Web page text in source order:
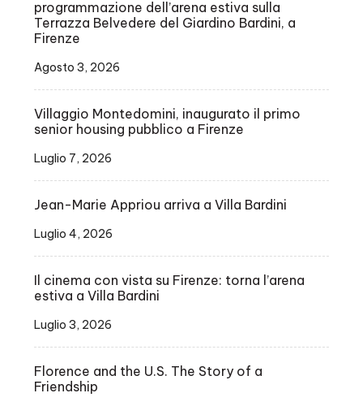
programmazione dell’arena estiva sulla
Terrazza Belvedere del Giardino Bardini, a
Firenze
Agosto 3, 2026
Villaggio Montedomini, inaugurato il primo
senior housing pubblico a Firenze
Luglio 7, 2026
Jean-Marie Appriou arriva a Villa Bardini
Luglio 4, 2026
Il cinema con vista su Firenze: torna l’arena
estiva a Villa Bardini
Luglio 3, 2026
Florence and the U.S. The Story of a
Friendship